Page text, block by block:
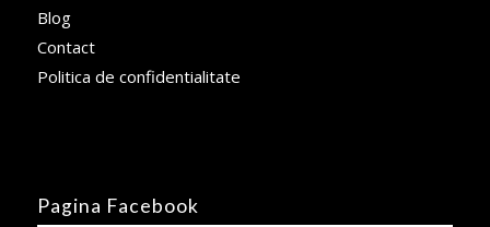
Blog
Contact
Politica de confidentialitate
Pagina Facebook